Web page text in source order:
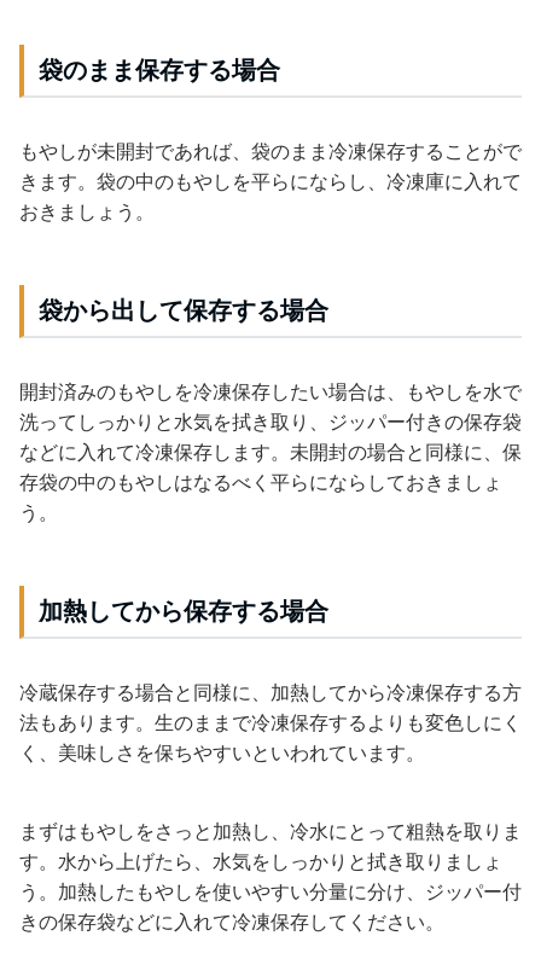
袋のまま保存する場合
もやしが未開封であれば、袋のまま冷凍保存することがで
きます。袋の中のもやしを平らにならし、冷凍庫に入れて
おきましょう。
袋から出して保存する場合
開封済みのもやしを冷凍保存したい場合は、もやしを水で
洗ってしっかりと水気を拭き取り、ジッパー付きの保存袋
などに入れて冷凍保存します。未開封の場合と同様に、保
存袋の中のもやしはなるべく平らにならしておきましょ
う。
加熱してから保存する場合
冷蔵保存する場合と同様に、加熱してから冷凍保存する方
法もあります。生のままで冷凍保存するよりも変色しにく
く、美味しさを保ちやすいといわれています。
まずはもやしをさっと加熱し、冷水にとって粗熱を取りま
す。水から上げたら、水気をしっかりと拭き取りましょ
う。加熱したもやしを使いやすい分量に分け、ジッパー付
きの保存袋などに入れて冷凍保存してください。